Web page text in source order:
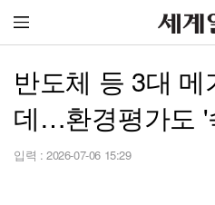
반도체 등 3대
데…환경평가도 '
입력 : 2026-07-06 15:29